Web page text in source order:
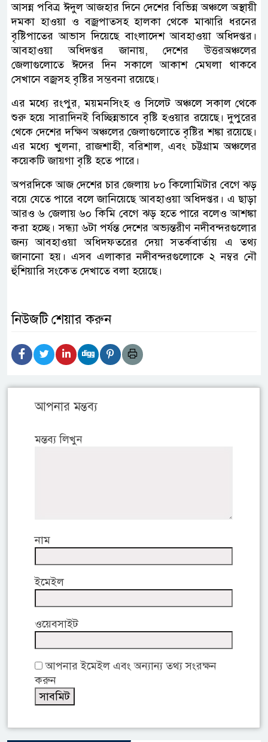
আসন্ন পবিত্র ঈদুল আজহার দিনে দেশের বিভিন্ন অঞ্চলে অস্থায়ী
দমকা হাওয়া ও বজ্রপাতসহ হালকা থেকে মাঝারি ধরনের
বৃষ্টিপাতের আভাস দিয়েছে বাংলাদেশ আবহাওয়া অধিদপ্তর।
আবহাওয়া অধিদপ্তর জানায়, দেশের উত্তরঅঞ্চলের
জেলাগুলোতে ঈদের দিন সকালে আকাশ মেঘলা থাকবে
সেখানে বজ্রসহ বৃষ্টির সম্ভবনা রয়েছে।
এর মধ্যে রংপুর, ময়মনসিংহ ও সিলেট অঞ্চলে সকাল থেকে
শুরু হয়ে সারাদিনই বিচ্ছিন্নভাবে বৃষ্টি হওয়ার রয়েছে। দুপুরের
থেকে দেশের দক্ষিণ অঞ্চলের জেলাগুলোতে বৃষ্টির শঙ্কা রয়েছে।
এর মধ্যে খুলনা, রাজশাহী, বরিশাল, এবং চট্টগ্রাম অঞ্চলের
কয়েকটি জায়গা বৃষ্টি হতে পারে।
অপরদিকে আজ দেশের চার জেলায় ৮০ কিলোমিটার বেগে ঝড়
বয়ে যেতে পারে বলে জানিয়েছে আবহাওয়া অধিদপ্তর। এ ছাড়া
আরও ৬ জেলায় ৬০ কিমি বেগে ঝড় হতে পারে বলেও আশঙ্কা
করা হচ্ছে। সন্ধ্যা ৬টা পর্যন্ত দেশের অভ্যন্তরীণ নদীবন্দরগুলোর
জন্য আবহাওয়া অধিদফতরের দেয়া সতর্কবার্তায় এ তথ্য
জানানো হয়। এসব এলাকার নদীবন্দরগুলোকে ২ নম্বর নৌ
হুঁশিয়ারি সংকেত দেখাতে বলা হয়েছে।
নিউজটি শেয়ার করুন
আপনার মন্তব্য
মন্তব্য লিখুন
নাম
ইমেইল
ওয়েবসাইট
আপনার ইমেইল এবং অন্যান্য তথ্য সংরক্ষন
করুন